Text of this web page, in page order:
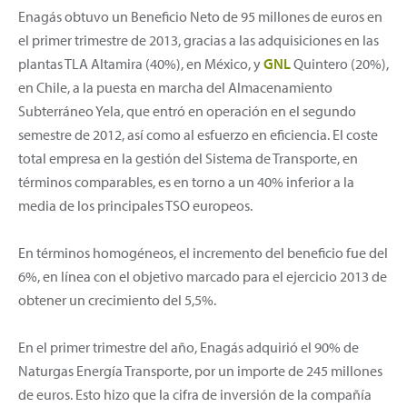
Enagás obtuvo un Beneficio Neto de 95 millones de euros en
el primer trimestre de 2013, gracias a las adquisiciones en las
plantas TLA Altamira (40%), en México, yGNLQuintero (20%),
en Chile, a la puesta en marcha del Almacenamiento
Subterráneo Yela, que entró en operación en el segundo
semestre de 2012, así como al esfuerzo en eficiencia. El coste
total empresa en la gestión del Sistema de Transporte, en
términos comparables, es en torno a un 40% inferior a la
media de los principales TSO europeos.
En términos homogéneos, el incremento del beneficio fue del
6%, en línea con el objetivo marcado para el ejercicio 2013 de
obtener un crecimiento del 5,5%.
En el primer trimestre del año, Enagás adquirió el 90% de
Naturgas Energía Transporte, por un importe de 245 millones
de euros. Esto hizo que la cifra de inversión de la compañía